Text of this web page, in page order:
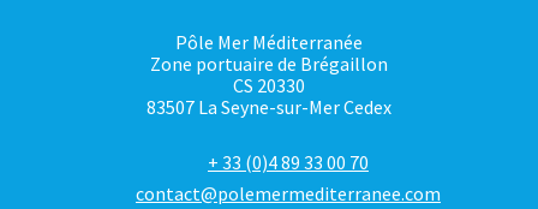
Pôle Mer Méditerranée
Zone portuaire de Brégaillon
CS 20330
83507 La Seyne-sur-Mer Cedex
+ 33 (0)4 89 33 00 70
contact@polemermediterranee.com